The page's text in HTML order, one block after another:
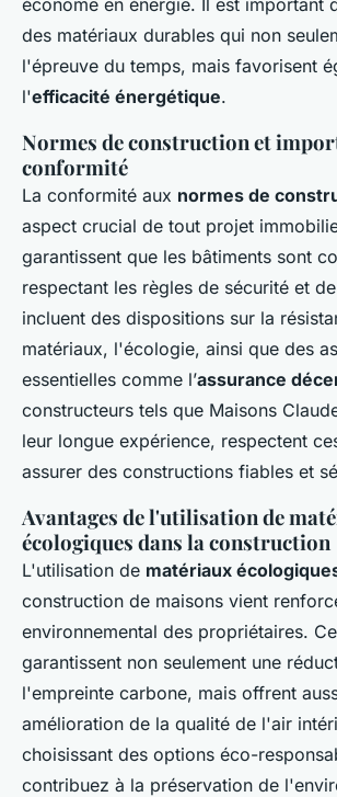
économe en énergie. Il est important
des matériaux durables qui non
l'épreuve du temps, mais favorisent
l'efficacité énergétique.
Normes de construction et
conformité
La conformité aux normes de
aspect crucial de tout projet
garantissent que les bâtiments sont
respectant les règles de sécurité et
incluent des dispositions sur la
matériaux, l'écologie, ainsi que des
essentielles comme l’assurance
constructeurs tels que Maisons
leur longue expérience, respectent
assurer des constructions fiables et
Avantages de l'utilisation de
écologiques dans la construction
L'utilisation de matériaux
construction de maisons vient
environnemental des propriétaires.
garantissent non seulement une
l'empreinte carbone, mais offrent
amélioration de la qualité de l'air
choisissant des options éco-
contribuez à la préservation de